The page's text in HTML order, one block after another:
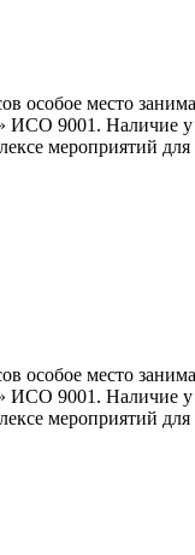
особое место
9001. Наличие у
мероприятий
особое место
9001. Наличие у
мероприятий